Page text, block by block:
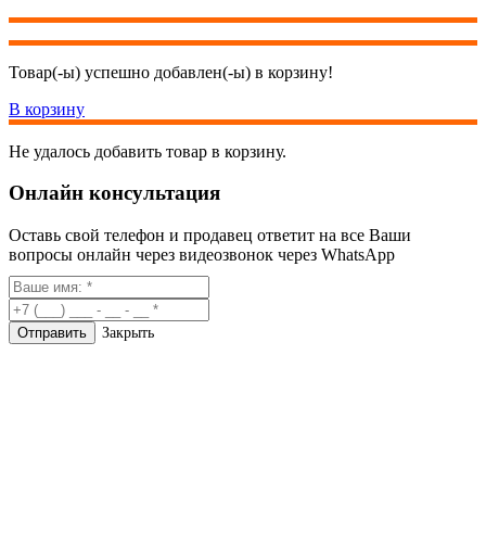
Товар(-ы) успешно добавлен(-ы) в корзину!
В корзину
Не удалось добавить товар в корзину.
Онлайн консультация
Оставь свой телефон и продавец ответит на все Ваши
вопросы онлайн через видеозвонок через WhatsApp
Закрыть